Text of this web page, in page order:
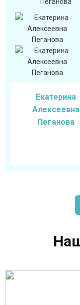
Екатерина
Алексеевна
Пеганова